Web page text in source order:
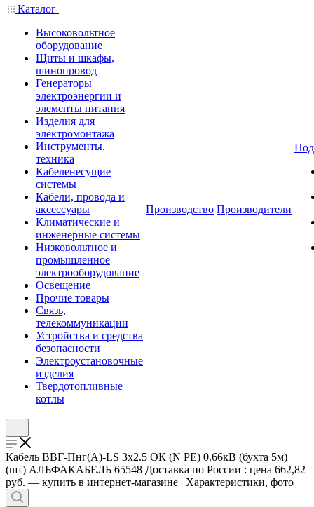
Каталог
Высоковольтное
оборудование
Щиты и шкафы,
шинопровод
Генераторы
электроэнергии и
элементы питания
Изделия для
электромонтажа
Инструменты,
техника
Кабеленесущие
системы
Кабели, провода и
аксессуары
Климатические и
инженерные системы
Низковольтное и
промышленное
электрооборудование
Освещение
Прочие товары
Связь,
телекоммуникации
Устройства и средства
безопасности
Электроустановочные
изделия
Твердотопливные
котлы
Производство Производители
Кабель ВВГ-Пнг(А)-LS 3х2.5 ОК (N PE) 0.66кВ (бухта 5м)
(шт) АЛЬФАКАБЕЛЬ 65548 Доставка по России : цена 662,82
руб. — купить в интернет-магазине | Характеристики, фото